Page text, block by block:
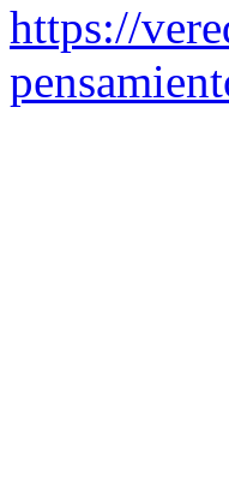
https://